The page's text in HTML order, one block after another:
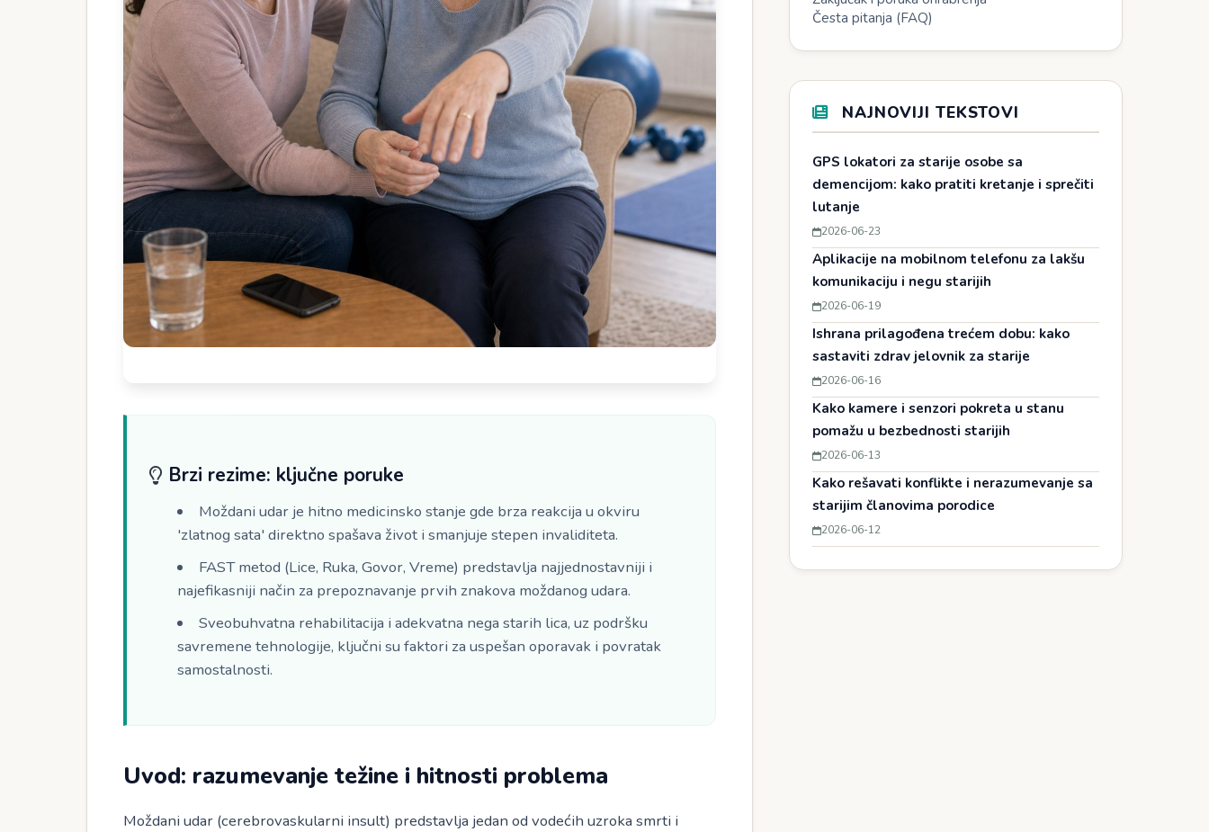
Brzi rezime: ključne poruke
Moždani udar je hitno medicinsko stanje gde brza reakcija u okviru
'zlatnog sata' direktno spašava život i smanjuje stepen invaliditeta.
FAST metod (Lice, Ruka, Govor, Vreme) predstavlja najjednostavniji i
najefikasniji način za prepoznavanje prvih znakova moždanog udara.
Sveobuhvatna rehabilitacija i adekvatna nega starih lica, uz podršku
savremene tehnologije, ključni su faktori za uspešan oporavak i povratak
samostalnosti.
Uvod: razumevanje težine i hitnosti problema
Moždani udar (cerebrovaskularni insult) predstavlja jedan od vodećih uzroka smrti i
Česta pitanja (FAQ)
NAJNOVIJI TEKSTOVI
GPS lokatori za starije osobe sa
demencijom: kako pratiti kretanje i sprečiti
lutanje
2026-06-23
Aplikacije na mobilnom telefonu za lakšu
komunikaciju i negu starijih
2026-06-19
Ishrana prilagođena trećem dobu: kako
sastaviti zdrav jelovnik za starije
2026-06-16
Kako kamere i senzori pokreta u stanu
pomažu u bezbednosti starijih
2026-06-13
Kako rešavati konflikte i nerazumevanje sa
starijim članovima porodice
2026-06-12